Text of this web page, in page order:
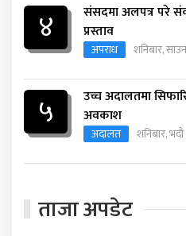
४
संसदमा अलपत्र परे
प्रस्ताव
अपराध शनिबार,
५
उच्च अदालतमा
अवकाश
अदालत शनिबार,
ताजा अपडेट